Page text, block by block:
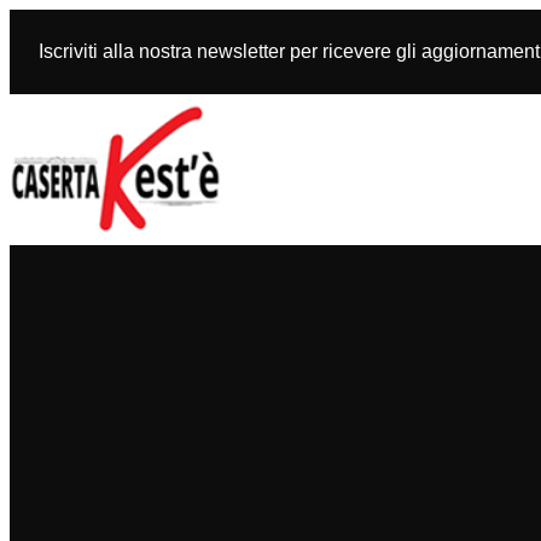
contenuto
Iscriviti alla nostra newsletter per ricevere gli